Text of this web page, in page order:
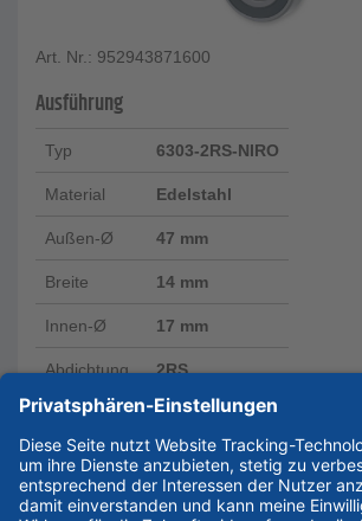
Art. Nr.: 952943871600
Ausführung
Typ 6303-2RS-NIRO
Material Edelstahl
Außen-Ø 47 mm
Breite 14 mm
Innen-Ø 17 mm
Abdichtung 2RS
€7,40
Preis inkl. MwSt.
zzgl.€ 5,90Versandkosten